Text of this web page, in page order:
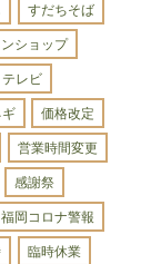
すだちそば
ショップ
テレビ
価格改定
営業時間変更
感謝祭
福岡コロナ警報
臨時休業